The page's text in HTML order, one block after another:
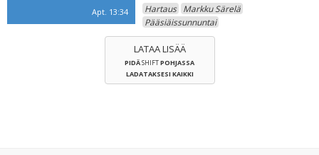
Apt. 13:34
Hartaus
Markku Särelä
Pääsiäissunnuntai
LATAA LISÄÄ
PIDÄSHIFTPOHJASSA
LADATAKSESI KAIKKI